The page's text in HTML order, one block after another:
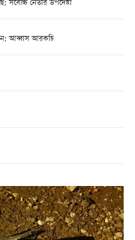
সর্বোচ্চ নেতার উপদেষ্টা
আব্বাস আরকচি